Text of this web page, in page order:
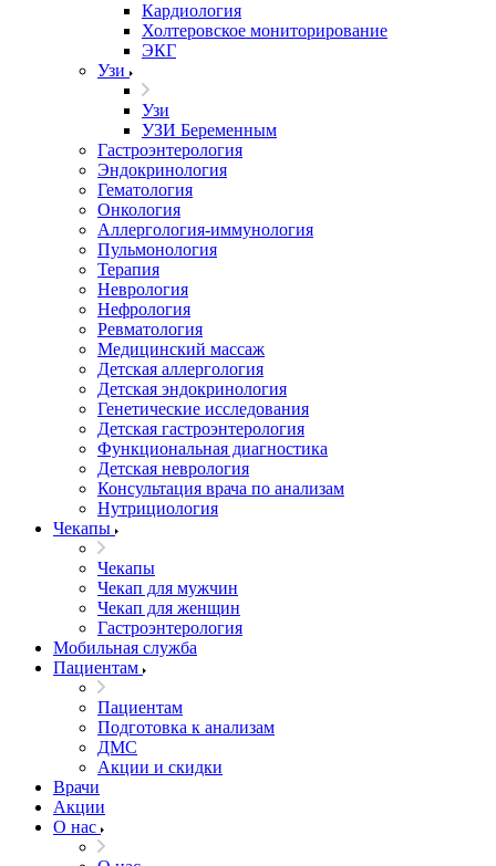
Кардиология
Холтеровское мониторирование
ЭКГ
Узи
Узи
УЗИ Беременным
Гастроэнтерология
Эндокринология
Гематология
Онкология
Аллергология-иммунология
Пульмонология
Терапия
Неврология
Нефрология
Ревматология
Медицинский массаж
Детская аллергология
Детская эндокринология
Генетические исследования
Детская гастроэнтерология
Функциональная диагностика
Детская неврология
Консультация врача по анализам
Нутрициология
Чекапы
Чекапы
Чекап для мужчин
Чекап для женщин
Гастроэнтерология
Мобильная служба
Пациентам
Пациентам
Подготовка к анализам
­ДМС
­Акции и скидки
Врачи
Акции
О нас